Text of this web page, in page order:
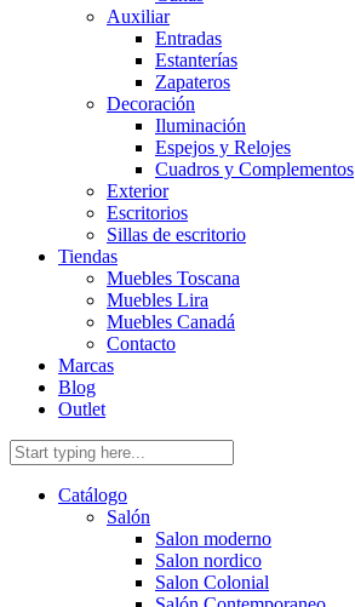
Auxiliar
Entradas
Estanterías
Zapateros
Decoración
Iluminación
Espejos y Relojes
Cuadros y Complementos
Exterior
Escritorios
Sillas de escritorio
Tiendas
Muebles Toscana
Muebles Lira
Muebles Canadá
Contacto
Marcas
Blog
Outlet
Catálogo
Salón
Salon moderno
Salon nordico
Salon Colonial